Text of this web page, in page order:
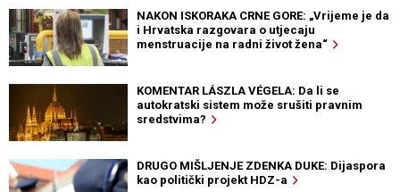
NAKON ISKORAKA CRNE GORE: „Vrijeme je da
i Hrvatska razgovara o utjecaju
menstruacije na radni život žena“
KOMENTAR LÁSZLA VÉGELA: Da li se
autokratski sistem može srušiti pravnim
sredstvima?
DRUGO MIŠLJENJE ZDENKA DUKE: Dijaspora
kao politički projekt HDZ-a